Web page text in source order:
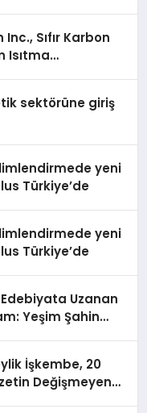
Sıfır Karbon
Isıtma
sektörüne giriş
yeni
Türkiye’de
yeni
Türkiye’de
Uzanan
Yeşim Şahin
İşkembe, 20
Değişmeyen